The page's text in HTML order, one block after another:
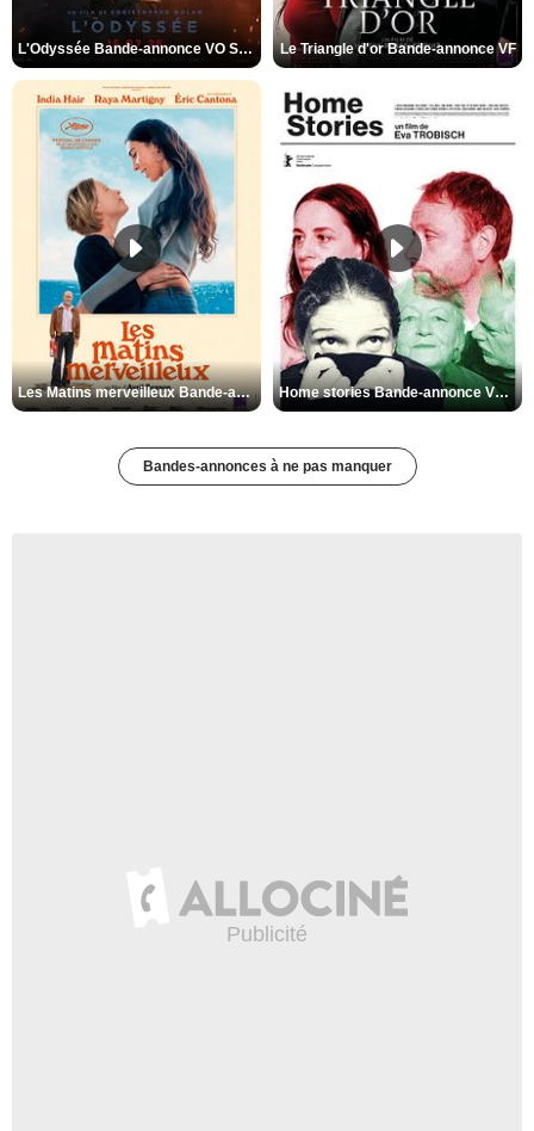
L'Odyssée Bande-annonce VO STFR Le Triangle d'or Bande-annonce VF
Les Matins merveilleux Bande-annonce VF Home stories Bande-annonce VO STFR
Bandes-annonces à ne pas manquer